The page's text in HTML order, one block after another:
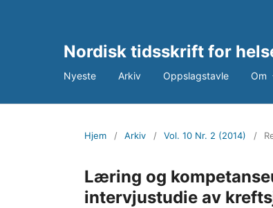
Nordisk tidsskrift for
Nyeste Arkiv Oppslagstavle Om
Hjem / Arkiv / Vol. 10 Nr. 2 (2014) /
Læring og
intervjustudie av